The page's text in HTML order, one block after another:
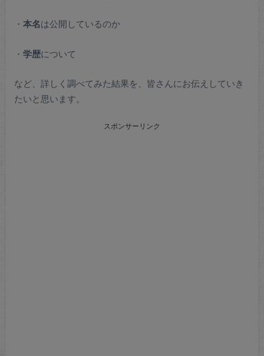
・ 本名は公開しているのか
・ 学歴について
など、詳しく調べてみた結果を、皆さんにお伝えしていき
たいと思います。
スポンサーリンク